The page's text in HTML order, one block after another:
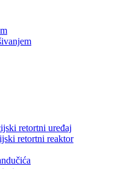
retortni uređaj
retortni reaktor